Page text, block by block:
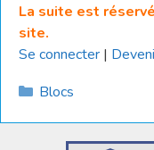
La suite est
site.
Se connecter |
Catégories
Blocs